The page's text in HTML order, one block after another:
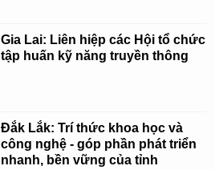
Gia Lai: Liên hiệp các Hội tổ chức
tập huấn kỹ năng truyền thông
Đắk Lắk: Trí thức khoa học và
công nghệ - góp phần phát triển
nhanh, bền vững của tỉnh